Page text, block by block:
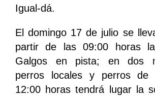
Igual-dá.
El domingo 17 de julio se
partir de las 09:00 horas
Galgos en pista; en dos
perros locales y perros de
12:00 horas tendrá lugar la